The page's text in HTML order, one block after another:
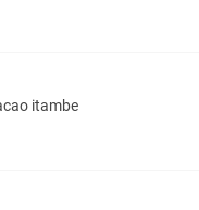
itambe